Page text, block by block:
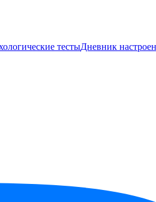
тестыДневник